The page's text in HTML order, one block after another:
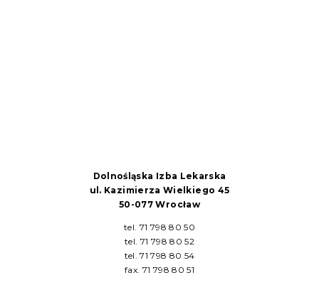
Dolnośląska Izba Lekarska
ul. Kazimierza Wielkiego 45
50-077 Wrocław
tel. 71 798 80 50
tel. 71 798 80 52
tel. 71 798 80 54
fax. 71 798 80 51